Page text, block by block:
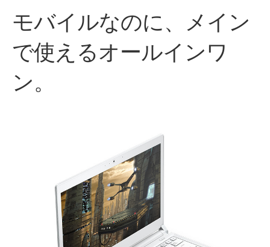
モバイルなのに、
メイン
で使えるオールインワ
ン。